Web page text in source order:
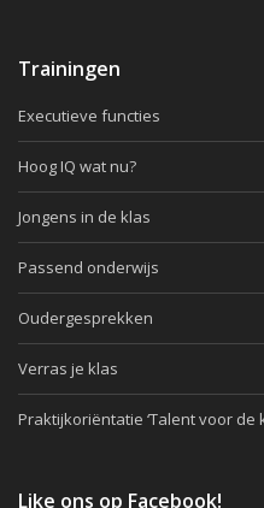
Trainingen
Executieve functies
Hoog IQ wat nu?
Jongens in de klas
Passend onderwijs
Oudergesprekken
Verras je klas
Praktijkoriëntatie ‘Talent voor de
Like ons op Facebook!